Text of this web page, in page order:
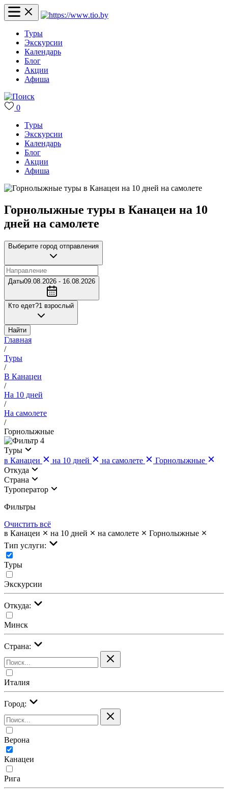
Туры
Экскурсии
Календарь
Блог
Акции
Афиша
0
Туры
Экскурсии
Календарь
Блог
Акции
Афиша
Горнолыжные туры в Канацеи на 10
дней на самолете
Выберите город отправления
Даты09.08.2026 - 16.08.2026
Кто едет?1 взрослый
Найти
Главная
/
Туры
/
В Канацеи
/
На 10 дней
/
На самолете
/
Горнолыжные
4
Туры
в Канацеи
на 10 дней на самолете
Горнолыжные
Откуда
Страна
Туроператор
Фильтры
Очистить всё
в Канацеи
на 10 дней на самолете
Горнолыжные
Тип услуги:
Туры
Экскурсии
Откуда:
Минск
Страна:
Италия
Город:
Верона
Канацеи
Рига